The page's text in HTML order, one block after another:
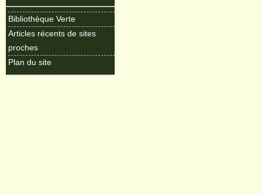
Bibliothèque Verte
Articles récents de sites
proches
Plan du site